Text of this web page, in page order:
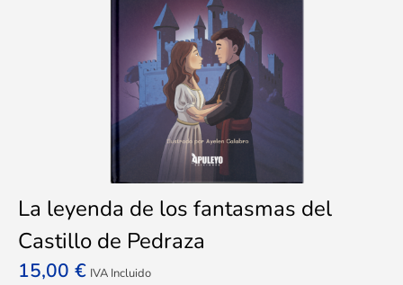
La leyenda de los fantasmas del
Castillo de Pedraza
15,00 € IVA Incluido